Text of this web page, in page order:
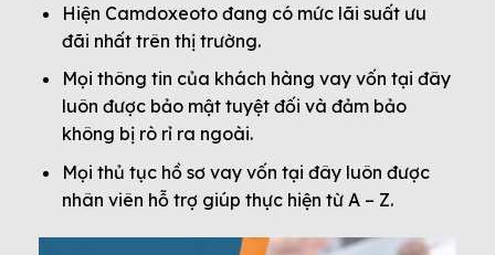
Hiện Camdoxeoto đang có mức lãi suất ưu
đãi nhất trên thị trường.
Mọi thông tin của khách hàng vay vốn tại đây
luôn được bảo mật tuyệt đối và đảm bảo
không bị rò rỉ ra ngoài.
Mọi thủ tục hồ sơ vay vốn tại đây luôn được
nhân viên hỗ trợ giúp thực hiện từ A – Z.